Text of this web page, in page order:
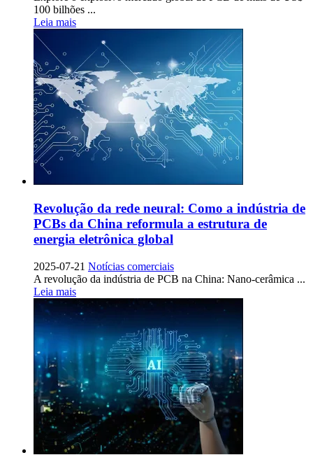
100 bilhões ...
Leia mais
Revolução da rede neural: Como a indústria de
PCBs da China reformula a estrutura de
energia eletrônica global
2025-07-21 Notícias comerciais
A revolução da indústria de PCB na China: Nano-cerâmica ...
Leia mais